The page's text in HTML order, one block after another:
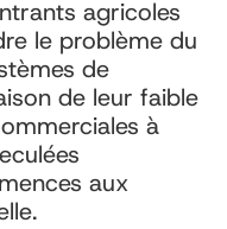
agricoles
le problème du
de
de leur faible
à
aux